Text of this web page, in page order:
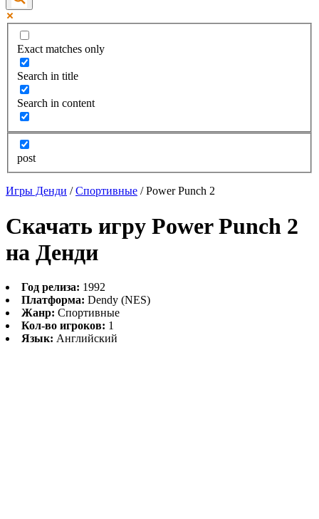
Exact matches only
Search in title
Search in content
post
Игры Денди /Спортивные /Power Punch 2
Скачать игру Power Punch 2
на Денди
Год релиза: 1992
Платформа: Dendy (NES)
Жанр: Спортивные
Кол-во игроков: 1
Язык: Английский